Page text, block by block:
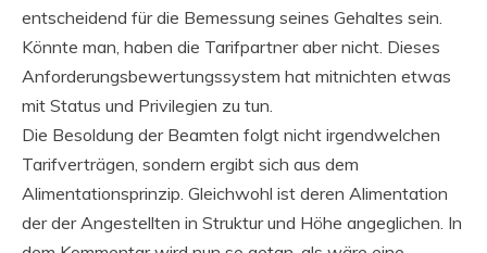
entscheidend für die Bemessung seines Gehaltes sein.
Könnte man, haben die Tarifpartner aber nicht. Dieses
Anforderungsbewertungssystem hat mitnichten etwas
mit Status und Privilegien zu tun.
Die Besoldung der Beamten folgt nicht irgendwelchen
Tarifverträgen, sondern ergibt sich aus dem
Alimentationsprinzip. Gleichwohl ist deren Alimentation
der der Angestellten in Struktur und Höhe angeglichen. In